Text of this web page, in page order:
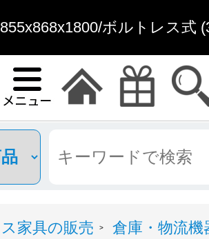
ボルトレス式
オフィス家
家具の販売 >
倉庫・物流機